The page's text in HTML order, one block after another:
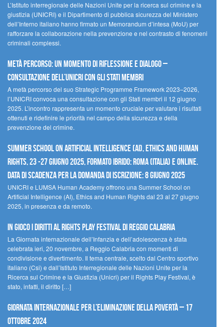
L’Istituto interregionale delle Nazioni Unite per la ricerca sul crimine e la
giustizia (UNICRI) e il Dipartimento di pubblica sicurezza del Ministero
dell’Interno italiano hanno firmato un Memorandum d’intesa (MoU) per
rafforzare la collaborazione nella prevenzione e nel contrasto di fenomeni
criminali complessi.
Metà percorso: un momento di riflessione e dialogo –
Consultazione dell’UNICRI con gli Stati membri
A metà percorso del suo Strategic Programme Framework 2023–2026,
l’UNICRI convoca una consultazione con gli Stati membri il 12 giugno
2025. L’incontro rappresenta un momento cruciale per valutare i risultati
ottenuti e ridefinire le priorità nel campo della sicurezza e della
prevenzione del crimine.
Summer School on Artificial Intelligence (AI), Ethics and Human
Rights, 23 -27 giugno 2025, Formato Ibrido: Roma (Italia) e online.
Data di scadenza per la domanda di iscrizione: 8 giugno 2025
UNICRI e LUMSA Human Academy offrono una Summer School on
Artificial Intelligence (AI), Ethics and Human Rights dal 23 al 27 giugno
2025, in presenza e da remoto.
In gioco i diritti al Rights Play Festival di Reggio Calabria
La Giornata internazionale dell’Infanzia e dell’adolescenza è stata
celebrata ieri, 20 novembre, a Reggio Calabria con momenti di
condivisione e divertimento. Il tema centrale, scelto dal Centro sportivo
italiano (Csi) e dall’Istituto Interregionale delle Nazioni Unite per la
Ricerca sul Crimine e la Giustizia (Unicri) per il Rights Play Festival, è
stato, infatti, il diritto […]
Giornata internazionale per l’eliminazione della povertà – 17
ottobre 2024